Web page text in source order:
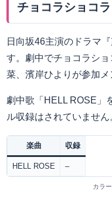
チョコラショコラ
日向坂46主演のドラマ
す。劇中でチョコラシ
菜、濱岸ひよりが参加メ
劇中歌「HELL ROSE」
ル収録はされていません
楽曲 収録
HELL ROSE –
カラ